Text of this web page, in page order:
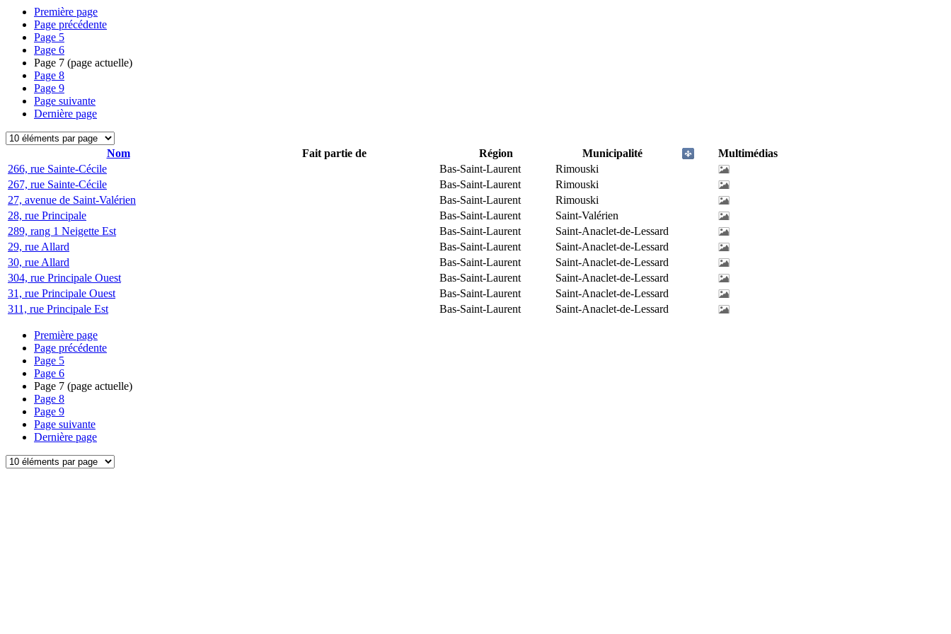
Première page
Page précédente
Page 5
Page 6
Page 7 (page actuelle)
Page 8
Page 9
Page suivante
Dernière page
Nom Fait partie de Région Municipalité
Multimédias
266, rue Sainte-Cécile
Bas-Saint-Laurent
Rimouski
267, rue Sainte-Cécile
Bas-Saint-Laurent
Rimouski
27, avenue de Saint-Valérien
Bas-Saint-Laurent
Rimouski
28, rue Principale
Bas-Saint-Laurent
Saint-Valérien
289, rang 1 Neigette Est
Bas-Saint-Laurent
Saint-Anaclet-de-Lessard
29, rue Allard
Bas-Saint-Laurent
Saint-Anaclet-de-Lessard
30, rue Allard
Bas-Saint-Laurent
Saint-Anaclet-de-Lessard
304, rue Principale Ouest
Bas-Saint-Laurent
Saint-Anaclet-de-Lessard
31, rue Principale Ouest
Bas-Saint-Laurent
Saint-Anaclet-de-Lessard
311, rue Principale Est
Bas-Saint-Laurent Saint-Anaclet-de-Lessard
Première page
Page précédente
Page 5
Page 6
Page 7 (page actuelle)
Page 8
Page 9
Page suivante
Dernière page